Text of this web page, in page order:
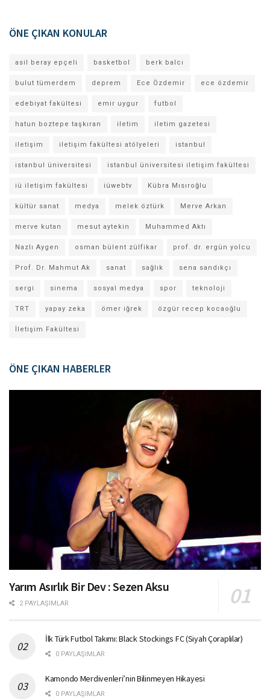
ÖNE ÇIKAN KONULAR
asil beray epçeli basketbol berk balcı
bulut tümerdem deprem Ece Özdemir ece özdemir
edebiyat fakültesi emir uygur futbol
hatun boztepe taşkıran iletim iletim gazetesi
iletişim iletişim fakültesi atölyeleri istanbul
istanbul üniversitesi istanbul üniversitesi iletişim fakültesi
iü iletişim fakültesi iüwebtv Kübra Mısıroğlu
kültür sanat medya melek öztürk Merve Arkan
merve kutan mesut aytekin Muhammed Aktı
Nazlı Aygen osman bülent zülfikar prof. dr. ergün yolcu
Prof. Dr. Mahmut Ak sanat sağlık sena sandıkçı
sergi sinema sosyal medya spor teknoloji
TRT yapay zeka ömer iğrek özgür recep kocaoğlu
İletişim Fakültesi
ÖNE ÇIKAN HABERLER
Yarım Asırlık Bir Dev : Sezen Aksu
2 PAYLAŞIMLAR
İlk Türk Futbol Takımı: Black Stockings FC (Siyah Çoraplılar)
0 PAYLAŞIMLAR
Kamondo Merdivenleri’nin Bilinmeyen Hikayesi
0 PAYLAŞIMLAR